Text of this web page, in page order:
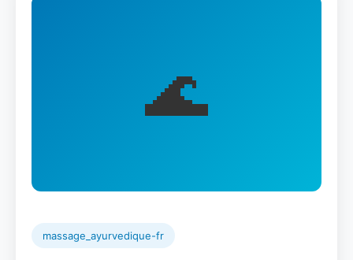
🌊
massage_ayurvedique-fr